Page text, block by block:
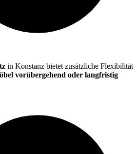
in Konstanz bietet zusätzliche Flexibilität
vorübergehend oder langfristig